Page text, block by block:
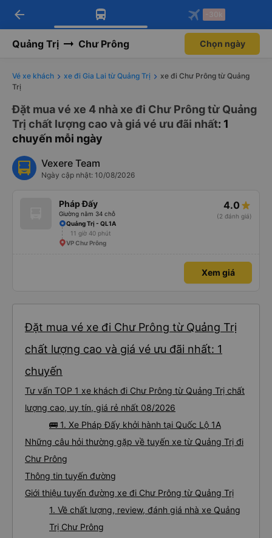
Tải app Vexere ngay!
Nhận ưu đãi thành viên độc
Mở app
Tải app Vexere
-30k/ghế khi đặt vé máy bay qua
Mở app
arrow_back -30k
Quảng Trị Chư Prông Chọn ngày
Vé xe khách xe đi Gia Lai từ Quảng Trị
xe đi Chư Prông từ Quảng
Trị
Đặt mua vé xe 4 nhà xe đi Chư Prông từ Quảng
Trị chất lượng cao và giá vé ưu đãi nhất: 1
chuyến mỗi ngày
Vexere Team
Ngày cập nhật: 10/08/2026
Pháp Đấy
Giường nằm 34 chỗ
4.0
(2 đánh giá)
Quảng Trị - QL1A
11 giờ 40 phút
VP Chư Prông
Xem giá
Đặt mua vé xe đi Chư Prông từ Quảng Trị
chất lượng cao và giá vé ưu đãi nhất: 1
chuyến
Tư vấn TOP 1 xe khách đi Chư Prông từ Quảng Trị chất
lượng cao, uy tín, giá rẻ nhất 08/2026
🚌 1. Xe Pháp Đấy khởi hành tại Quốc Lộ 1A
Những câu hỏi thường gặp về tuyến xe từ Quảng Trị đi
Chư Prông
Thông tin tuyến đường
Giới thiệu tuyến đường xe đi Chư Prông từ Quảng Trị
1. Về chất lượng, review, đánh giá nhà xe Quảng
Trị Chư Prông